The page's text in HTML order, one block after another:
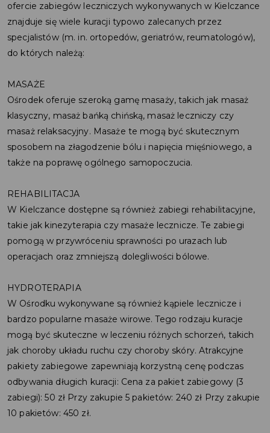
ofercie zabiegów leczniczych wykonywanych w Kielczance
znajduje się wiele kuracji typowo zalecanych przez
specjalistów (m. in. ortopedów, geriatrów, reumatologów),
do których należą:
MASAŻE
Ośrodek oferuje szeroką gamę masaży, takich jak masaż
klasyczny, masaż bańką chińską, masaż leczniczy czy
masaż relaksacyjny. Masaże te mogą być skutecznym
sposobem na złagodzenie bólu i napięcia mięśniowego, a
także na poprawę ogólnego samopoczucia.
REHABILITACJA
W Kielczance dostępne są również zabiegi rehabilitacyjne,
takie jak kinezyterapia czy masaże lecznicze. Te zabiegi
pomogą w przywróceniu sprawności po urazach lub
operacjach oraz zmniejszą dolegliwości bólowe.
HYDROTERAPIA
W Ośrodku wykonywane są również kąpiele lecznicze i
bardzo popularne masaże wirowe. Tego rodzaju kuracje
mogą być skuteczne w leczeniu różnych schorzeń, takich
jak choroby układu ruchu czy choroby skóry. Atrakcyjne
pakiety zabiegowe zapewniają korzystną cenę podczas
odbywania długich kuracji: Cena za pakiet zabiegowy (3
zabiegi): 50 zł Przy zakupie 5 pakietów: 240 zł Przy zakupie
10 pakietów: 450 zł.